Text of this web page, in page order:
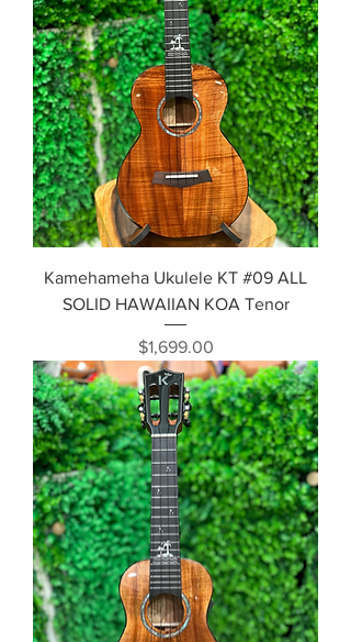
Kamehameha Ukulele KT #09 ALL
SOLID HAWAIIAN KOA Tenor
価格
$1,699.00